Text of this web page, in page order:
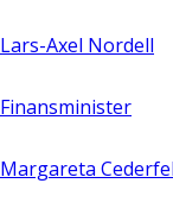
Lars-Axel Nordell
Finansminister
Margareta